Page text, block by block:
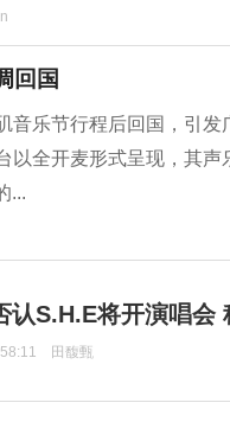
回国
音乐节行程后回国，引
以全开麦形式呈现，其
...
认S.H.E将开演唱会
田馥甄